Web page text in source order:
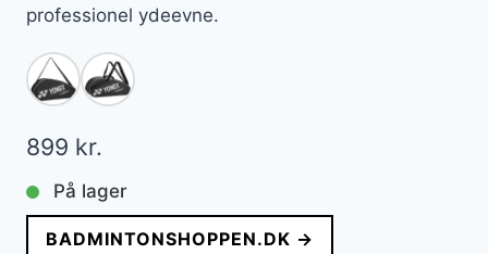
professionel ydeevne.
899 kr.
På lager
BADMINTONSHOPPEN.DK →